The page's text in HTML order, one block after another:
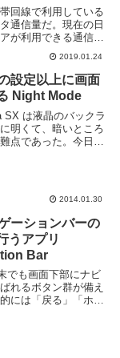
回線で利用している
通信量だ。現在の日
が利用できる通信量
プランを採用してい
いデータ通信を行っ
費を節約する上で重
2019.01.24
設定以上に画面
Night Mode
SX は液晶のバックラ
明くて、暗いところ
点であった。今日発
2014.01.30
ーションバーの
うアプリ
Bar
でも画面下部にナビ
れるボタン群が備え
には「戻る」「ホー